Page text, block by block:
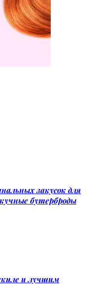
закусок для
бутерброды
и лучшим